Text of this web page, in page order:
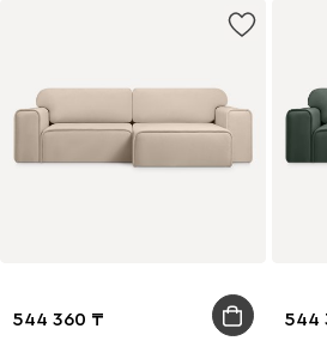
544 360 544